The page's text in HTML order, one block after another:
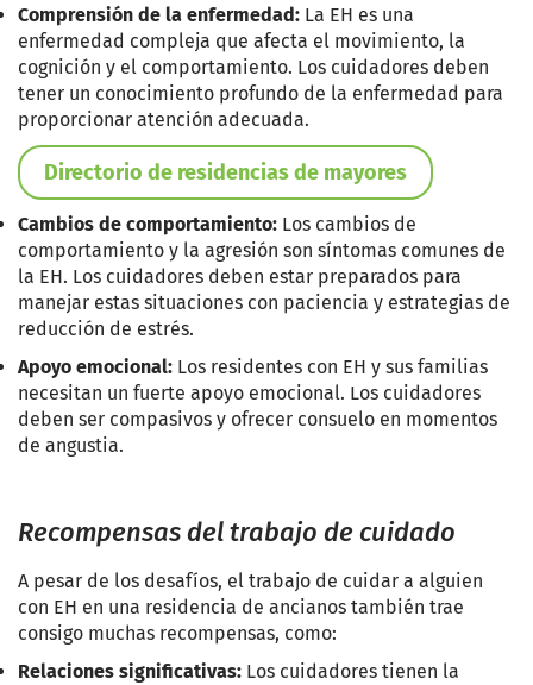
Comprensión de la enfermedad: La EH es una
enfermedad compleja que afecta el movimiento, la
cognición y el comportamiento. Los cuidadores deben
tener un conocimiento profundo de la enfermedad para
proporcionar atención adecuada.
Directorio de residencias de mayores
Cambios de comportamiento: Los cambios de
comportamiento y la agresión son síntomas comunes de
la EH. Los cuidadores deben estar preparados para
manejar estas situaciones con paciencia y estrategias de
reducción de estrés.
Apoyo emocional: Los residentes con EH y sus familias
necesitan un fuerte apoyo emocional. Los cuidadores
deben ser compasivos y ofrecer consuelo en momentos
de angustia.
Recompensas del trabajo de cuidado
A pesar de los desafíos, el trabajo de cuidar a alguien
con EH en una residencia de ancianos también trae
consigo muchas recompensas, como:
Relaciones significativas: Los cuidadores tienen la